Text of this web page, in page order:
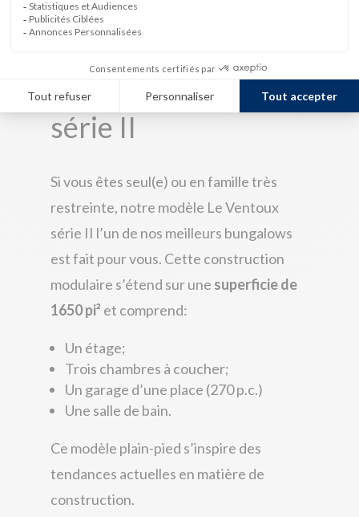
Modèle le Ventoux,
série II
Si vous êtes seul(e) ou en famille très
restreinte, notre modèle Le Ventoux
série II l’un de nos meilleurs bungalows
est fait pour vous. Cette construction
modulaire s’étend sur une superficie de
1650 pi² et comprend:
Un étage;
Trois chambres à coucher;
Un garage d’une place (270 p.c.)
Une salle de bain.
Ce modèle plain-pied s’inspire des
tendances actuelles en matière de
construction.